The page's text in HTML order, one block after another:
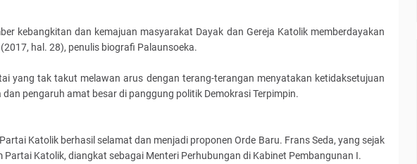
kebangkitan dan kemajuan masyarakat Dayak dan Gereja Katolik memberdayakan
hal. 28), penulis biografi Palaunsoeka.
yang tak takut melawan arus dengan terang-terangan menyatakan ketidaksetujuan
pengaruh amat besar di panggung politik Demokrasi Terpimpin.
Katolik berhasil selamat dan menjadi proponen Orde Baru. Frans Seda, yang sejak
Katolik, diangkat sebagai Menteri Perhubungan di Kabinet Pembangunan I.